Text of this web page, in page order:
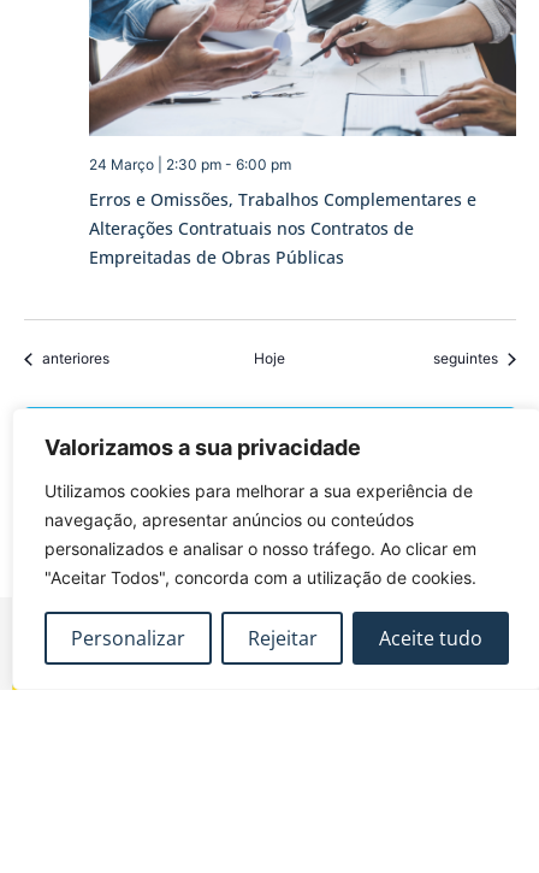
Valorizamos a sua privacidade
Utilizamos cookies para melhorar a sua experiência de
navegação, apresentar anúncios ou conteúdos
personalizados e analisar o nosso tráfego. Ao clicar em
"Aceitar Todos", concorda com a utilização de cookies.
Personalizar Rejeitar Aceite tudo
Erros e Omissões, Trabalhos Complementares e
Alterações Contratuais nos Contratos de
Empreitadas de Obras Públicas
24 Março | 2:30 pm- 6:00 pm
Eventos
anteriores Hoje Eventos
seguintes
Subscrever o calendário